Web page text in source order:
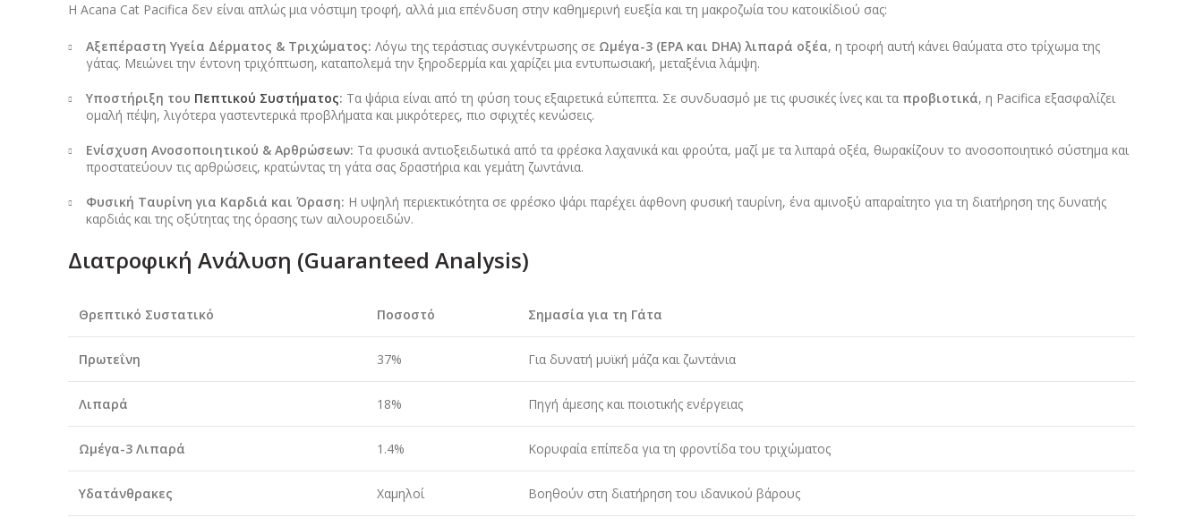
Η Acana Cat Pacifica δεν είναι απλώς μια νόστιμη τροφή, αλλά μια επένδυση στην καθημερινή ευεξία και τη μακροζωία του κατοικίδιού σας:
Αξεπέραστη Υγεία Δέρματος & Τριχώματος: Λόγω της τεράστιας συγκέντρωσης σε Ωμέγα-3 (EPA και DHA) λιπαρά οξέα, η τροφή αυτή κάνει θαύματα στο τρίχωμα της
γάτας. Μειώνει την έντονη τριχόπτωση, καταπολεμά την ξηροδερμία και χαρίζει μια εντυπωσιακή, μεταξένια λάμψη.
Υποστήριξη του Πεπτικού Συστήματος: Τα ψάρια είναι από τη φύση τους εξαιρετικά εύπεπτα. Σε συνδυασμό με τις φυσικές ίνες και τα προβιοτικά, η Pacifica εξασφαλίζει
ομαλή πέψη, λιγότερα γαστεντερικά προβλήματα και μικρότερες, πιο σφιχτές κενώσεις.
Ενίσχυση Ανοσοποιητικού & Αρθρώσεων: Τα φυσικά αντιοξειδωτικά από τα φρέσκα λαχανικά και φρούτα, μαζί με τα λιπαρά οξέα, θωρακίζουν το ανοσοποιητικό σύστημα και
προστατεύουν τις αρθρώσεις, κρατώντας τη γάτα σας δραστήρια και γεμάτη ζωντάνια.
Φυσική Ταυρίνη για Καρδιά και Όραση: Η υψηλή περιεκτικότητα σε φρέσκο ψάρι παρέχει άφθονη φυσική ταυρίνη, ένα αμινοξύ απαραίτητο για τη διατήρηση της δυνατής
καρδιάς και της οξύτητας της όρασης των αιλουροειδών.
Διατροφική Ανάλυση (Guaranteed Analysis)
Θρεπτικό Συστατικό Ποσοστό Σημασία για τη Γάτα
Πρωτεΐνη 37% Για δυνατή μυϊκή μάζα και ζωντάνια
Λιπαρά 18% Πηγή άμεσης και ποιοτικής ενέργειας
Ωμέγα-3 Λιπαρά 1.4% Κορυφαία επίπεδα για τη φροντίδα του τριχώματος
Υδατάνθρακες Χαμηλοί Βοηθούν στη διατήρηση του ιδανικού βάρους